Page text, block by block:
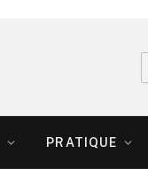
PRATIQUE